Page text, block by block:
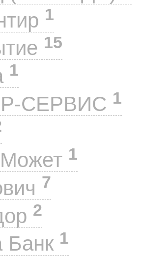
1
15
1
СЕРВИС 1
1
7
2
Банк 1